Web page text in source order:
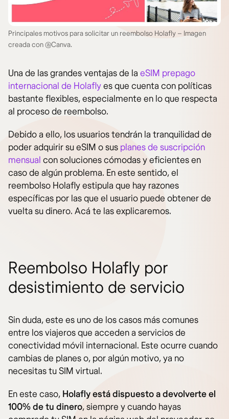
Principales motivos para solicitar un reembolso Holafly – Imagen
creada con @Canva.
Una de las grandes ventajas de la eSIM prepago
internacional de Holaflyes que cuenta con políticas
bastante flexibles, especialmente en lo que respecta
al proceso de reembolso.
Debido a ello, los usuarios tendrán la tranquilidad de
poder adquirir su eSIM o sus planes de suscripción
mensual con soluciones cómodas y eficientes en
caso de algún problema. En este sentido, el
reembolso Holafly estipula que hay razones
específicas por las que el usuario puede obtener de
vuelta su dinero. Acá te las explicaremos.
Reembolso Holafly por
desistimiento de servicio
Sin duda, este es uno de los casos más comunes
entre los viajeros que acceden a servicios de
conectividad móvil internacional. Este ocurre cuando
cambias de planes o, por algún motivo, ya no
necesitas tu SIM virtual.
En este caso, Holafly está dispuesto a devolverte el
100% de tu dinero, siempre y cuando hayas